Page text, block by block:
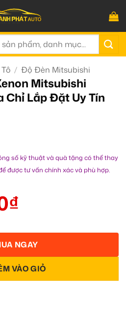
/ Độ Đèn Mitsubishi
Mitsubishi
Chỉ Lắp Đặt Uy Tín
số kỹ thuật và quà tặng có thể thay
được tư vấn chính xác và phù hợp.
₫
VÀO GIỎ
NGAY